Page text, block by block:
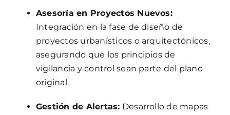
Asesoría en Proyectos Nuevos:
Integración en la fase de diseño de
proyectos urbanísticos o arquitectónicos,
asegurando que los principios de
vigilancia y control sean parte del plano
original.
Gestión de Alertas: Desarrollo de mapas